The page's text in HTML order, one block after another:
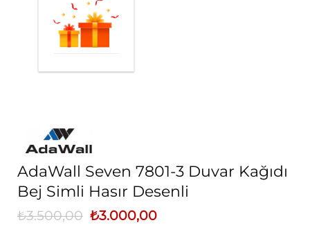
AdaWall Seven 7801-3 Duvar Kağıdı
Bej Simli Hasır Desenli
₺3.500,00 Orijinal
fiyat:
₺3.000,00Şu